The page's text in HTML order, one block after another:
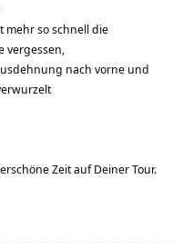
mehr so schnell die
vergessen,
nach vorne und
Zeit auf Deiner Tour.